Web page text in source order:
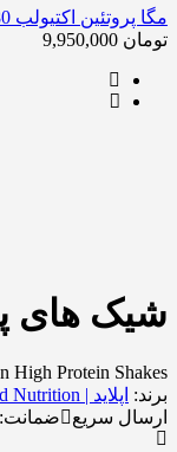
مگا پروتئین اکتیولب 1980 گرم
تومان
شیک های
High Protein Shakes
برند: اپلاید | Applied Nutrition
ارسال سریع
ضمانت: